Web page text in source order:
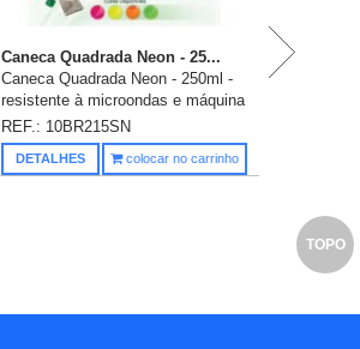
Caneca Quadrada Neon - 25...
Caneca Quadrada Neon - 250ml -
resistente à microondas e máquina
de lavar, Capacidade de 250 ml -
Cores Neon - Consultar as cores.
Gravação em uma cor já i...
REF.: 10BR215SN
DETALHES colocar no carrinho
TOPO